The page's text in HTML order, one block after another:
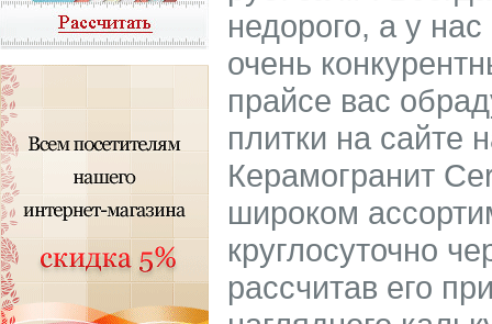
недорого, а у
очень
прайсе вас
плитки на сайте
Керамогранит
широком
круглосуточно
рассчитав его